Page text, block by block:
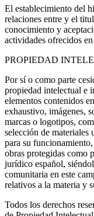
El establecimiento del
relaciones entre y el
conocimiento y
actividades ofrecidos
PROPIEDAD
Por sí o como parte
propiedad intelectual e
elementos contenidos
exhaustivo, imágenes,
marcas o logotipos,
selección de materiales
para su
obras protegidas como
jurídico español,
comunitaria en este
relativos a la materia y
Todos los derechos